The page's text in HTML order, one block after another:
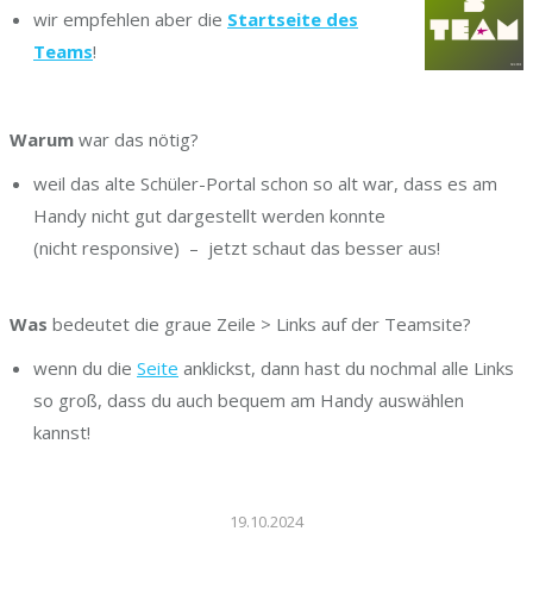
wir empfehlen aber die Startseite des
Teams!
Warum war das nötig?
weil das alte Schüler-Portal schon so alt war, dass es am
Handy nicht gut dargestellt werden konnte
(nicht responsive) – jetzt schaut das besser aus!
Was bedeutet die graue Zeile > Links auf der Teamsite?
wenn du die Seite anklickst, dann hast du nochmal alle Links
so groß, dass du auch bequem am Handy auswählen
kannst!
19.10.2024